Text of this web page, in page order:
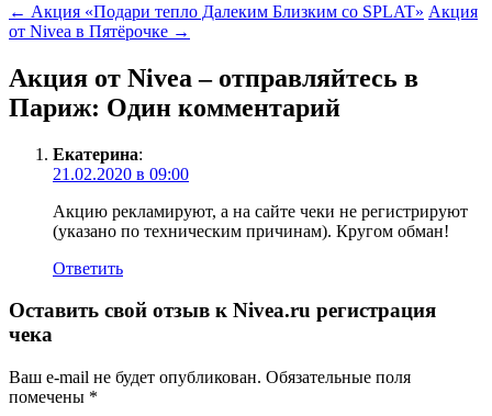
← Акция «Подари тепло Далеким Близким со SPLAT» Акция
от Nivea в Пятёрочке →
Акция от Nivea – отправляйтесь в
Париж: Один комментарий
Екатерина:
21.02.2020 в 09:00
Акцию рекламируют, а на сайте чеки не регистрируют
(указано по техническим причинам). Кругом обман!
Ответить
Оставить свой отзыв к Nivea.ru регистрация
чека
Ваш e-mail не будет опубликован. Обязательные поля
помечены *